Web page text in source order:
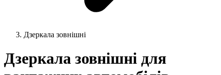
Дзеркала зовнішні
Дзеркала зовнішні для